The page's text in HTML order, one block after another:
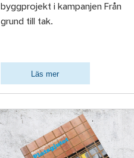
byggprojekt i kampanjen Från
grund till tak.
Läs mer